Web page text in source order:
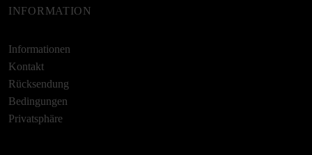
INFORMATION
Informationen
Kontakt
Rücksendung
Bedingungen
Privatsphäre